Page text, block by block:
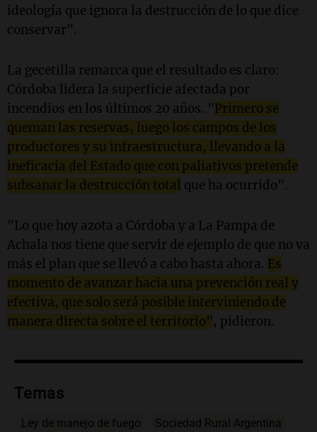
ideología que ignora la destrucción de lo que dice
conservar".
La gecetilla remarca que el resultado es claro:
Córdoba lidera la superficie afectada por
incendios en los últimos 20 años. "Primero se
queman las reservas, luego los campos de los
productores y su infraestructura, llevando a la
ineficacia del Estado que con paliativos pretende
subsanar la destrucción total que ha ocurrido".
"Lo que hoy azota a Córdoba y a La Pampa de
Achala nos tiene que servir de ejemplo de que no va
más el plan que se llevó a cabo hasta ahora. Es
momento de avanzar hacia una prevención real y
efectiva, que solo será posible interviniendo de
manera directa sobre el territorio", pidieron.
Temas
Ley de manejo de fuego Sociedad Rural Argentina